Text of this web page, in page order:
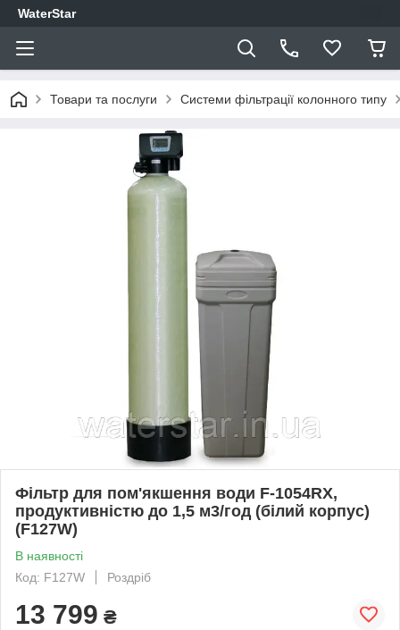
WaterStar
Товари та послуги Системи фільтрації колонного типу
Фільтр для пом'якшення води F-1054RX,
продуктивністю до 1,5 м3/год (білий корпус)
(F127W)
В наявності
Код: F127W
Роздріб
13 799 ₴